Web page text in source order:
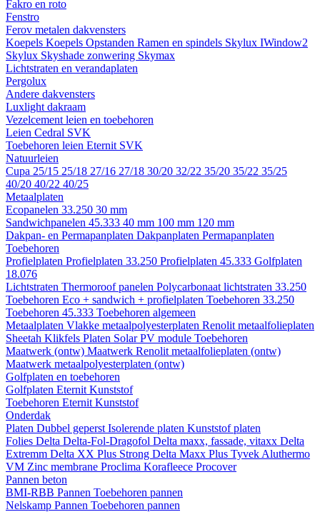
Fakro en roto
Fenstro
Ferov metalen dakvensters
Koepels Koepels Opstanden Ramen en spindels Skylux IWindow2
Skylux Skyshade zonwering Skymax
Lichtstraten en verandaplaten
Pergolux
Andere dakvensters
Luxlight dakraam
Vezelcement leien en toebehoren
Leien Cedral SVK
Toebehoren leien Eternit SVK
Natuurleien
Cupa 25/15 25/18 27/16 27/18 30/20 32/22 35/20 35/22 35/25
40/20 40/22 40/25
Metaalplaten
Ecopanelen 33.250 30 mm
Sandwichpanelen 45.333 40 mm 100 mm 120 mm
Dakpan- en Permapanplaten Dakpanplaten Permapanplaten
Toebehoren
Profielplaten Profielplaten 33.250 Profielplaten 45.333 Golfplaten
18.076
Lichtstraten Thermoroof panelen Polycarbonaat lichtstraten 33.250
Toebehoren Eco + sandwich + profielplaten Toebehoren 33.250
Toebehoren 45.333 Toebehoren algemeen
Metaalplaten Vlakke metaalpolyesterplaten Renolit metaalfolieplaten
Sheetah Klikfels Platen Solar PV module Toebehoren
Maatwerk (ontw) Maatwerk Renolit metaalfolieplaten (ontw)
Maatwerk metaalpolyesterplaten (ontw)
Golfplaten en toebehoren
Golfplaten Eternit Kunststof
Toebehoren Eternit Kunststof
Onderdak
Platen Dubbel geperst Isolerende platen Kunststof platen
Folies Delta Delta-Fol-Dragofol Delta maxx, fassade, vitaxx Delta
Extremm Delta XX Plus Strong Delta Maxx Plus Tyvek Aluthermo
VM Zinc membrane Proclima Korafleece Procover
Pannen beton
BMI-RBB Pannen Toebehoren pannen
Nelskamp Pannen Toebehoren pannen